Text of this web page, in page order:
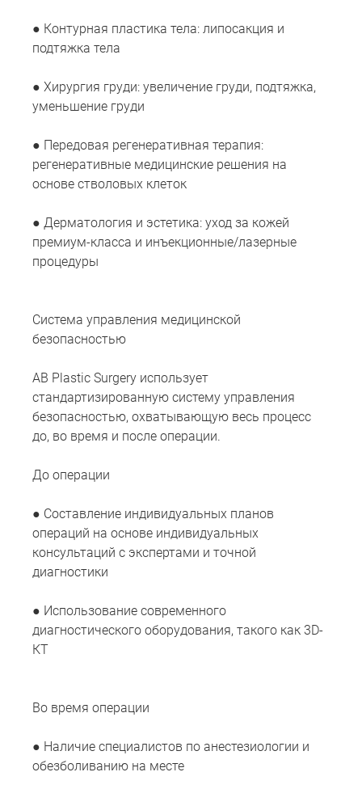
● Контурная пластика тела: липосакция и
подтяжка тела
● Хирургия груди: увеличение груди, подтяжка,
уменьшение груди
● Передовая регенеративная терапия:
регенеративные медицинские решения на
основе стволовых клеток
● Дерматология и эстетика: уход за кожей
премиум-класса и инъекционные/лазерные
процедуры
Система управления медицинской
безопасностью
AB Plastic Surgery использует
стандартизированную систему управления
безопасностью, охватывающую весь процесс
до, во время и после операции.
До операции
● Составление индивидуальных планов
операций на основе индивидуальных
консультаций с экспертами и точной
диагностики
● Использование современного
диагностического оборудования, такого как 3D-
КТ
Во время операции
● Наличие специалистов по анестезиологии и
обезболиванию на месте